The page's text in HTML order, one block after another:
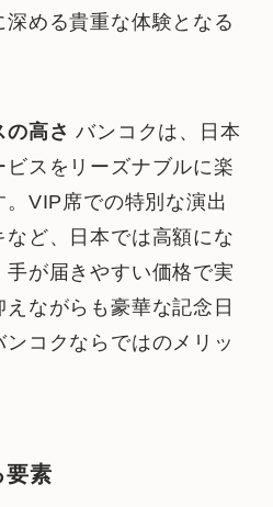
める貴重な体験となる
の高さ バンコクは、日本
ビスをリーズナブルに楽
。VIP席での特別な演出
ど、日本では高額にな
手が届きやすい価格で実
ながらも豪華な記念日
コクならではのメリッ
要素